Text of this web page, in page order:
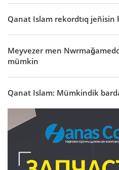
Qanat Islam rekordtıq jeñisin
Meyvezer men
mümkin
Qanat Islam: Mümkindik